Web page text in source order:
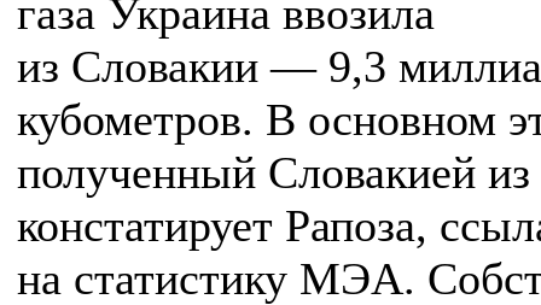
газа Украина ввозила
из Словакии — 9,3
кубометров. В основном
полученный Словакией
констатирует Рапоза,
на статистику МЭА.